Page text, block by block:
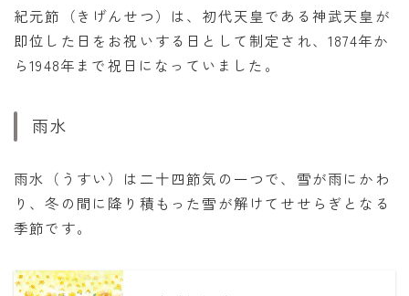
紀元節（きげんせつ）は、初代天皇である神武天皇が
即位した日をお祝いする日として制定され、1874年か
ら1948年まで祝日になっていました。
雨水
雨水（うすい）は二十四節気の一つで、雪が雨にかわ
り、冬の間に降り積もった雪が解けてせせらぎとなる
季節です。